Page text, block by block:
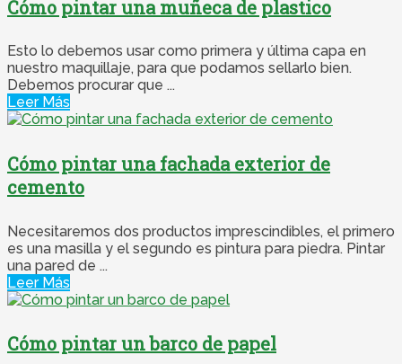
Cómo pintar una muñeca de plastico
Esto lo debemos usar como primera y última capa en
nuestro maquillaje, para que podamos sellarlo bien.
Debemos procurar que ...
Leer Más
Cómo pintar una fachada exterior de
cemento
Necesitaremos dos productos imprescindibles, el primero
es una masilla y el segundo es pintura para piedra. Pintar
una pared de ...
Leer Más
Cómo pintar un barco de papel